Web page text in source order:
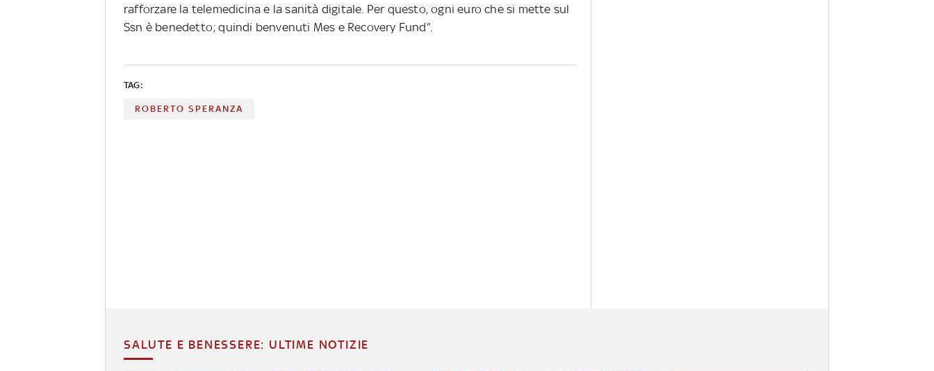
rafforzare la telemedicina e la sanità digitale. Per questo, ogni euro che si mette sul
Ssn è benedetto; quindi benvenuti Mes e Recovery Fund”.
TAG:
ROBERTO SPERANZA
SALUTE E BENESSERE: ULTIME NOTIZIE